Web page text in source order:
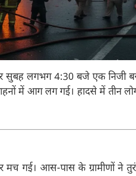
सुबह लगभग 4:30 बजे एक निजी
में आग लग गई। हादसे में तीन
गई। आस-पास के ग्रामीणों ने